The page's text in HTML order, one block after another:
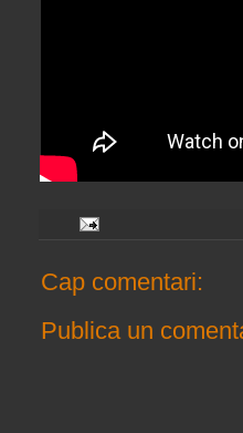
Cap comentari:
Publica un